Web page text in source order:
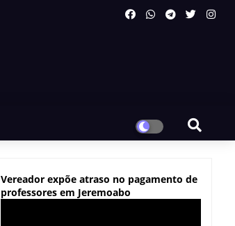
Vereador expõe atraso no pagamento de
professores em Jeremoabo